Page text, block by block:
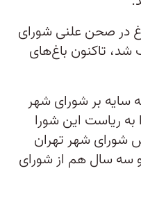
برج-باغ در صحن علنی شورای
شد، تاکنون باغ‌‌های
سایه بر شورای شهر
ریاست این شورا
شورای شهر تهران
سه سال هم از شورای